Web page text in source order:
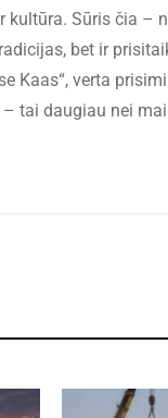
Sūris čia –
bet ir
Kaas“, verta
tai daugiau nei